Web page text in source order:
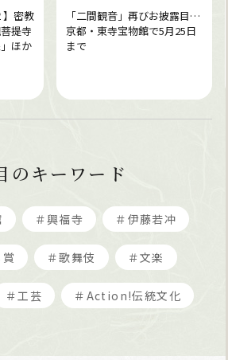
】密教
提寺
ほか
「二間観音」再びお披露目…
京都・東寺宝物館で5月25日
まで
のキーワード
＃興福寺 ＃伊藤若冲
＃歌舞伎 ＃文楽
＃工芸 ＃Action!伝統文化